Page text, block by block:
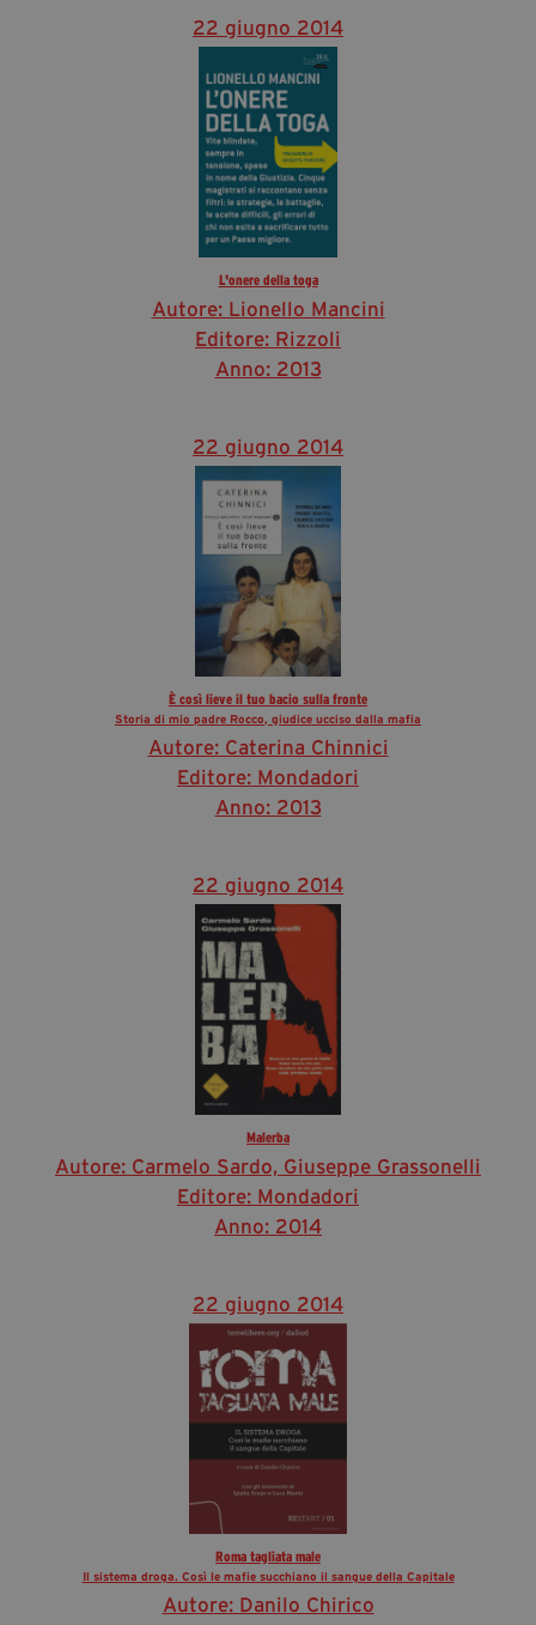
22 giugno 2014
L'onere della toga
Autore: Lionello Mancini
Editore: Rizzoli
Anno: 2013
22 giugno 2014
È così lieve il tuo bacio sulla fronte
Storia di mio padre Rocco, giudice ucciso dalla mafia
Autore: Caterina Chinnici
Editore: Mondadori
Anno: 2013
22 giugno 2014
Malerba
Autore: Carmelo Sardo, Giuseppe Grassonelli
Editore: Mondadori
Anno: 2014
22 giugno 2014
Roma tagliata male
Il sistema droga. Così le mafie succhiano il sangue della Capitale
Autore: Danilo Chirico